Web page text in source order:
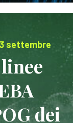
settembre
dei